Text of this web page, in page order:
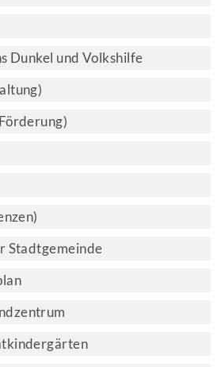
Dunkel und Volkshilfe
Stadtgemeinde